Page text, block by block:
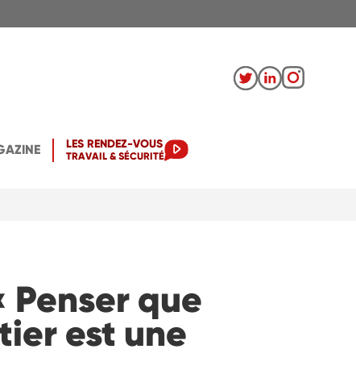
LES RENDEZ-VOUS
TRAVAIL & SÉCURITÉ
Penser que
est une